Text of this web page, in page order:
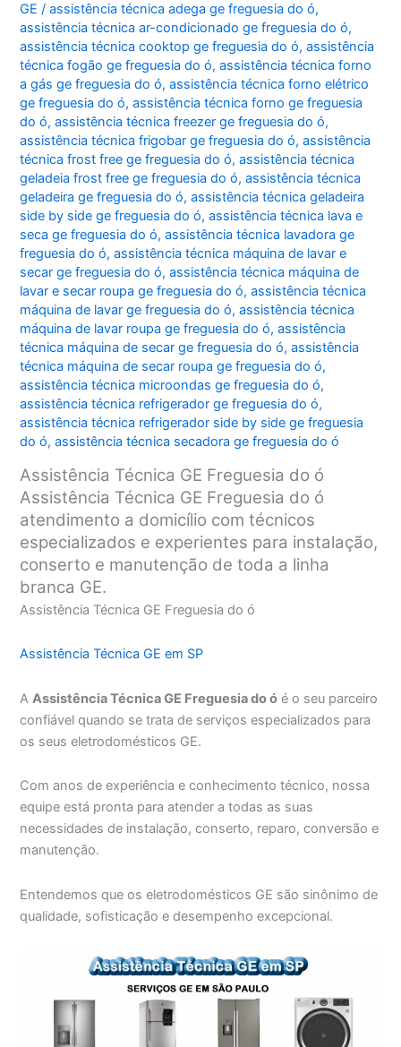
GE/assistência técnica adega ge freguesia do ó,
assistência técnica ar-condicionado ge freguesia do ó,
assistência técnica cooktop ge freguesia do ó,assistência
técnica fogão ge freguesia do ó,assistência técnica forno
a gás ge freguesia do ó,assistência técnica forno elétrico
ge freguesia do ó,assistência técnica forno ge freguesia
do ó,assistência técnica freezer ge freguesia do ó,
assistência técnica frigobar ge freguesia do ó,assistência
técnica frost free ge freguesia do ó,assistência técnica
geladeia frost free ge freguesia do ó,assistência técnica
geladeira ge freguesia do ó,assistência técnica geladeira
side by side ge freguesia do ó,assistência técnica lava e
seca ge freguesia do ó,assistência técnica lavadora ge
freguesia do ó,assistência técnica máquina de lavar e
secar ge freguesia do ó,assistência técnica máquina de
lavar e secar roupa ge freguesia do ó,assistência técnica
máquina de lavar ge freguesia do ó,assistência técnica
máquina de lavar roupa ge freguesia do ó,assistência
técnica máquina de secar ge freguesia do ó,assistência
técnica máquina de secar roupa ge freguesia do ó,
assistência técnica microondas ge freguesia do ó,
assistência técnica refrigerador ge freguesia do ó,
assistência técnica refrigerador side by side ge freguesia
do ó,assistência técnica secadora ge freguesia do ó
Assistência Técnica GE Freguesia do ó
Assistência Técnica GE Freguesia do ó
atendimento a domicílio com técnicos
especializados e experientes para instalação,
conserto e manutenção de toda a linha
branca GE.
Assistência Técnica GE Freguesia do ó
Assistência Técnica GE em SP
AAssistência Técnica GE Freguesia do ó é o seu parceiro
confiável quando se trata de serviços especializados para
os seus eletrodomésticos GE.
Com anos de experiência e conhecimento técnico, nossa
equipe está pronta para atender a todas as suas
necessidades de instalação, conserto, reparo, conversão e
manutenção.
Entendemos que os eletrodomésticos GE são sinônimo de
qualidade, sofisticação e desempenho excepcional.